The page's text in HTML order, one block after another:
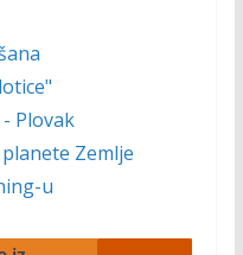
Plovak
Zemlje
u